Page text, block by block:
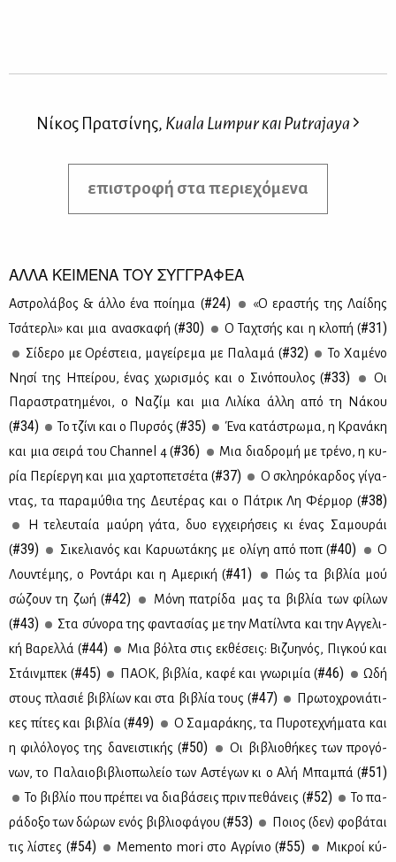
Νίκος Πρατσίνης, Kuala Lumpur και Putrajaya
επιστροφή στα περιεχόμενα
ΑΛΛΑ ΚΕΙΜΕΝΑ ΤΟΥ ΣΥΓΓΡΑΦΕΑ
Αστρο­λά­βος & άλ­λο ένα ποί­η­μα (#24)
«Ο ερα­στής της Λαί­δης
Τσά­τερ­λι» και μια ανα­σκα­φή (#30) Ο Τα­χτσής και η κλο­πή (#31)
Σί­δε­ρο με Ορέ­στεια, μα­γεί­ρε­μα με Πα­λα­μά (#32)
Το Χα­μέ­νο
Νη­σί της Ηπεί­ρου, ένας χω­ρι­σμός και ο Σι­νό­που­λος (#33)
Οι
Πα­ρα­στρα­τη­μέ­νοι, ο Να­ζίμ και μια Λι­λί­κα άλ­λη από τη Νά­κου
(#34) Το τζί­νι και ο Πυρ­σός (#35)
Ένα κα­τά­στρω­μα, η Κρα­νά­κη
και μια σει­ρά του Channel 4 (#36)
Μια δια­δρο­μή με τρέ­νο, η κυ­
ρία Πε­ρί­ερ­γη και μια χαρ­το­πε­τσέ­τα (#37)
Ο σκλη­ρό­καρ­δος γί­γα­
ντας, τα πα­ρα­μύ­θια της Δευ­τέ­ρας και ο Πά­τρικ Λη Φέρ­μορ (#38)
Η τε­λευ­ταία μαύ­ρη γά­τα, δυο εγ­χει­ρή­σεις κι ένας Σα­μου­ράι
(#39) Σι­κε­λια­νός και Κα­ρυω­τά­κης με ολί­γη από ποπ (#40)
Ο
Λου­ντέ­μης, ο Ρο­ντά­ρι και η Αμε­ρι­κή (#41)
Πώς τα βι­βλία μού
σώ­ζουν τη ζωή (#42)
Μό­νη πα­τρί­δα μας τα βι­βλία των φί­λων
(#43)
Στα σύ­νο­ρα της φα­ντα­σί­ας με την Μα­τίλ­ντα και την Αγ­γε­λι­
κή Βα­ρελ­λά (#44)
Μια βόλ­τα στις εκ­θέ­σεις: Βι­ζυ­η­νός, Πι­γκού και
Στάιν­μπεκ (#45) ΠΑ­ΟΚ, βι­βλία, κα­φέ και γνω­ρι­μία (#46)
Ωδή
στους πλα­σιέ βι­βλί­ων και στα βι­βλία τους (#47)
Πρω­το­χρο­νιά­τι­
κες πί­τες και βι­βλία (#49)
Ο Σα­μα­ρά­κης, τα Πυ­ρο­τε­χνή­μα­τα και
η φι­λό­λο­γος της δα­νει­στι­κής (#50)
Οι βι­βλιο­θή­κες των προ­γό­
νων, το Πα­λαιο­βι­βλιο­πω­λείο των Αστέ­γων κι ο Αλή Μπα­μπά (#51)
Το βι­βλίο που πρέ­πει να δια­βά­σεις πριν πε­θά­νεις (#52)
Το πα­
ρά­δο­ξο των δώ­ρων ενός βι­βλιο­φά­γου (#53)
Ποιος (δεν) φο­βά­ται
τις λί­στες (#54) Memento mori στο Αγρί­νιο (#55)
Μι­κροί κύ­